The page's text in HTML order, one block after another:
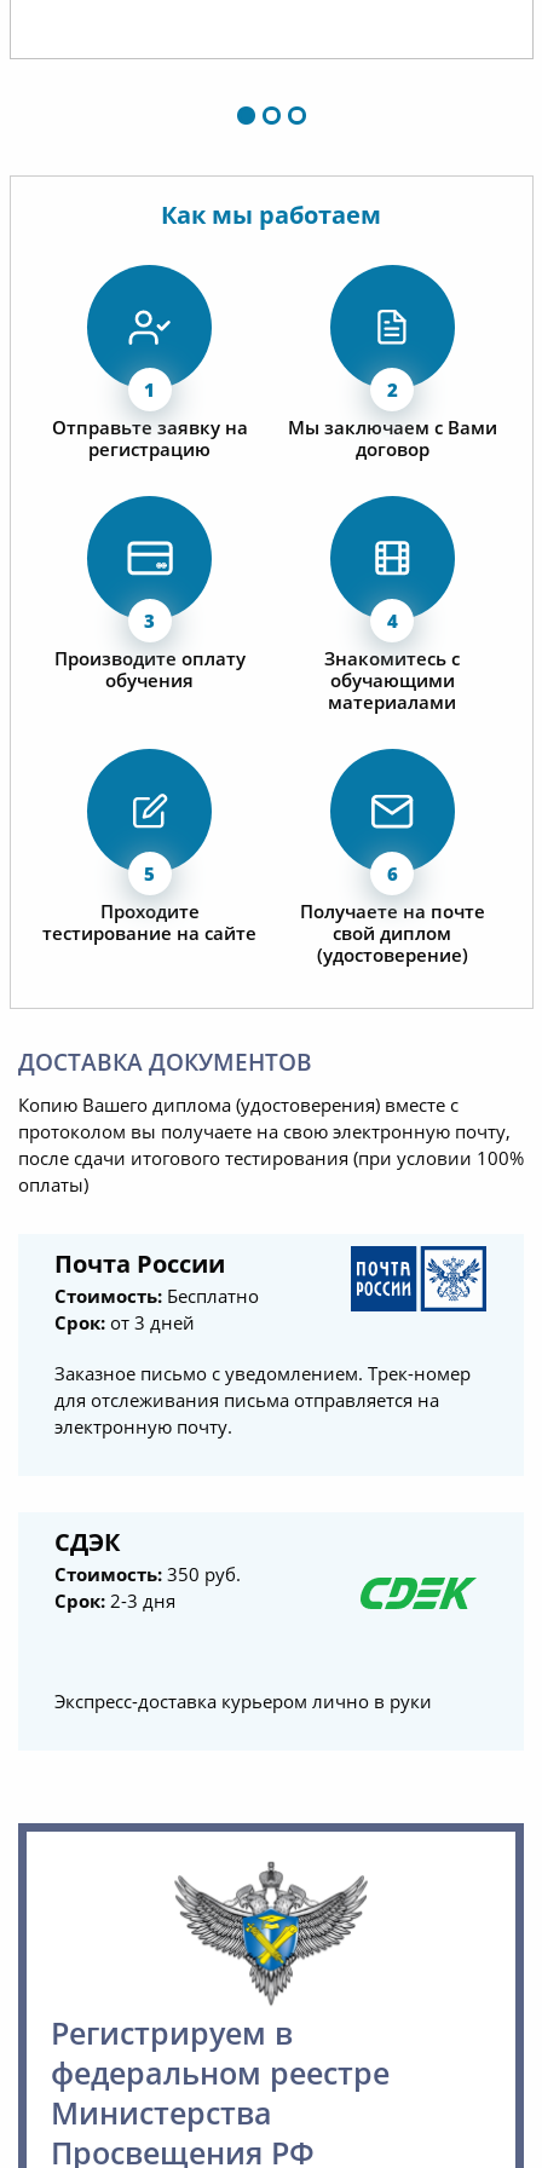
Как мы работаем
Отправьте заявку на
регистрацию
Мы заключаем с Вами
договор
Производите оплату
обучения
Знакомитесь с
обучающими
материалами
Проходите
тестирование на сайте
Получаете на почте
свой диплом
(удостоверение)
ДОСТАВКА ДОКУМЕНТОВ
Копию Вашего диплома (удостоверения) вместе с
протоколом вы получаете на свою электронную почту,
после сдачи итогового тестирования (при условии 100%
оплаты)
Почта России
Стоимость: Бесплатно
Срок: от 3 дней
Заказное письмо с уведомлением. Трек-номер
для отслеживания письма отправляется на
электронную почту.
СДЭК
Стоимость: 350 руб.
Срок: 2-3 дня
Экспресс-доставка курьером лично в руки
Регистрируем в
федеральном реестре
Министерства
Просвещения РФ